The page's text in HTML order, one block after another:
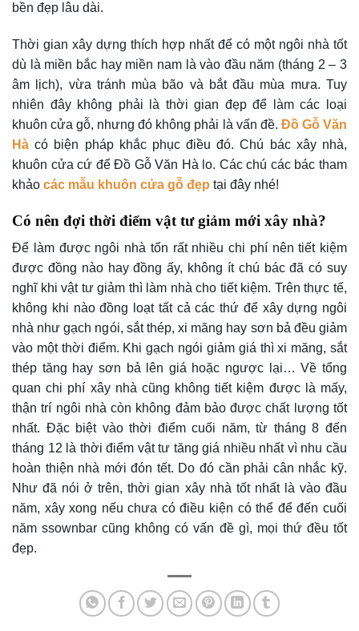
bền đẹp lâu dài.
Thời gian xây dựng thích hợp nhất để có một ngôi nhà tốt
dù là miền bắc hay miền nam là vào đầu năm (tháng 2 – 3
âm lịch), vừa tránh mùa bão và bắt đầu mùa mưa. Tuy
nhiên đây không phải là thời gian đẹp để làm các loại
khuôn cửa gỗ, nhưng đó không phải là vấn đề. Đồ Gỗ Văn
Hà có biện pháp khắc phục điều đó. Chú bác xây nhà,
khuôn cửa cứ để Đồ Gỗ Văn Hà lo. Các chú các bác tham
khảo các mẫu khuôn cửa gỗ đẹp tại đây nhé!
Có nên đợi thời điểm vật tư giảm mới xây nhà?
Để làm được ngôi nhà tốn rất nhiều chi phí nên tiết kiệm
được đồng nào hay đồng ấy, không ít chú bác đã có suy
nghĩ khi vật tư giảm thì làm nhà cho tiết kiệm. Trên thực tế,
không khi nào đồng loạt tất cả các thứ để xây dựng ngôi
nhà như gạch ngói, sắt thép, xi măng hay sơn bả đều giảm
vào một thời điểm. Khi gạch ngói giảm giá thì xi măng, sắt
thép tăng hay sơn bả lên giá hoặc ngược lại… Về tổng
quan chi phí xây nhà cũng không tiết kiệm được là mấy,
thận trí ngôi nhà còn không đảm bảo được chất lượng tốt
nhất. Đặc biệt vào thời điểm cuối năm, từ tháng 8 đến
tháng 12 là thời điểm vật tư tăng giá nhiều nhất vì nhu cầu
hoàn thiện nhà mới đón tết. Do đó cần phải cân nhắc kỹ.
Như đã nói ở trên, thời gian xây nhà tốt nhất là vào đầu
năm, xây xong nếu chưa có điều kiện có thể để đến cuối
năm ssownbar cũng không có vấn đề gì, mọi thứ đều tốt
đẹp.